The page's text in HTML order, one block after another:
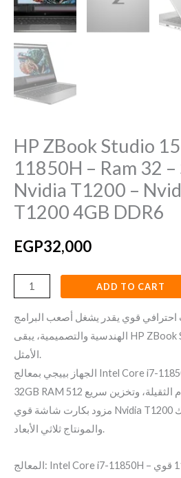
HP ZBook Studio
11850H – Ram 32 –
Nvidia T1200 –
T1200 4GB DDR6
EGP32,000
احترافي قوي يقدر يشغل أصعب البرامج
الهندسية والتصميمية، يبقى HP ZBook Studio G8 هو الاختيار
الأمثل.
الجهاز بييجي بمعالج Intel Core i7-11850H من الجيل الـ 11 مع
32GB RAM لتعدد المهام الثقيلة، وتخزين سريع 512GB SSD. كمان
مزود بكارت شاشة قوي Nvidia T1200 المخصص للجرافيك
والمونتاج ثلاثي الأبعاد.
SSD
512
–
Nvidia
T1200
Quadro
T1200
4GB
DDR6
quantity
ADD TO CART